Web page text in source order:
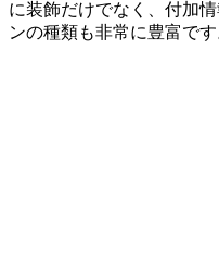
に装飾だけでなく、付加
ンの種類も非常に豊富です